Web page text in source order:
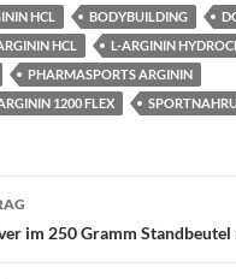
HCL BODYBUILDING
HCL
L-ARGININ
PHARMASPORTS ARGININ
1200 FLEX
im 250 Gramm